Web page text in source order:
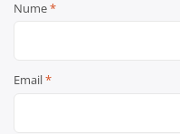
Nume*
Email*